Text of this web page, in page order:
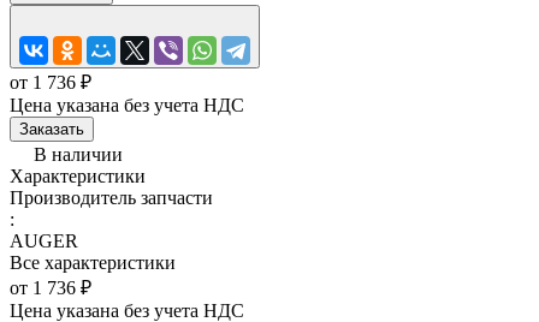
от 1 736 ₽
Цена указана без учета НДС
Заказать
В наличии
Характеристики
Производитель запчасти
:
AUGER
Все характеристики
от 1 736 ₽
Цена указана без учета НДС